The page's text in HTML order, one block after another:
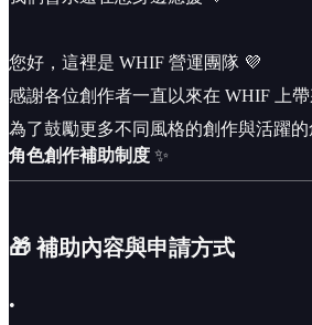
您好，這裡是 WHIF 營運團隊 💜
感謝各位創作者一直以來在 WHIF 上帶
為了鼓勵更多不同風格的創作與活躍
角色創作補助制度 ✨
🎁 補助內容與申請方式
•